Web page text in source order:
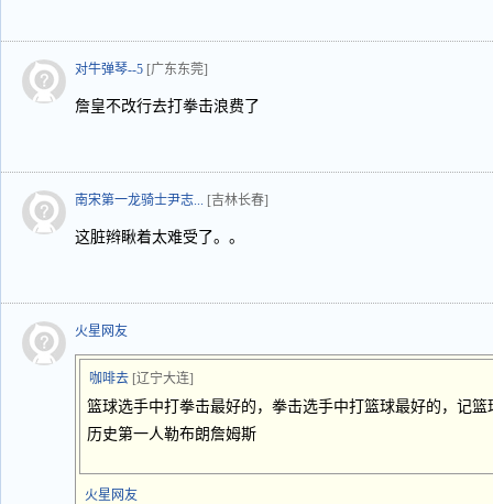
对牛弹琴--5 [广东东莞]
詹皇不改行去打拳击浪费了
南宋第一龙骑士尹志... [吉林长春]
这脏辫瞅着太难受了。。
火星网友
咖啡去 [辽宁大连]
篮球选手中打拳击最好的，拳击选手中打篮球最好的，记
历史第一人勒布朗詹姆斯
火星网友